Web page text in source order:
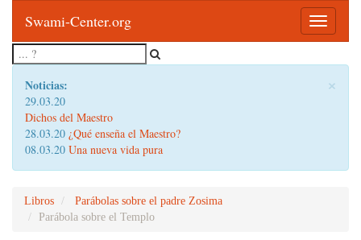
Toggle
Swami-Center.org
×
Noticias:
29.03.20
Dichos del Maestro
28.03.20 ¿Qué enseña el Maestro?
08.03.20 Una nueva vida pura
Libros
Parábolas sobre el padre Zosima
Parábola sobre el Templo